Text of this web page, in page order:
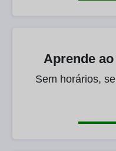
Aprende
Sem horários,